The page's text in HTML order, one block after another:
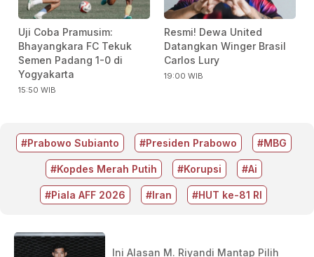
Uji Coba Pramusim:
Bhayangkara FC Tekuk
Semen Padang 1-0 di
Yogyakarta
15:50 WIB
Resmi! Dewa United
Datangkan Winger Brasil
Carlos Lury
19:00 WIB
#Prabowo Subianto #Presiden Prabowo #MBG
#Kopdes Merah Putih #Korupsi #Ai
#Piala AFF 2026 #Iran #HUT ke-81 RI
Ini Alasan M. Riyandi Mantap Pilih